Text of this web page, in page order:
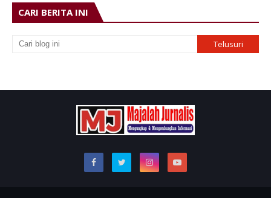
CARI BERITA INI